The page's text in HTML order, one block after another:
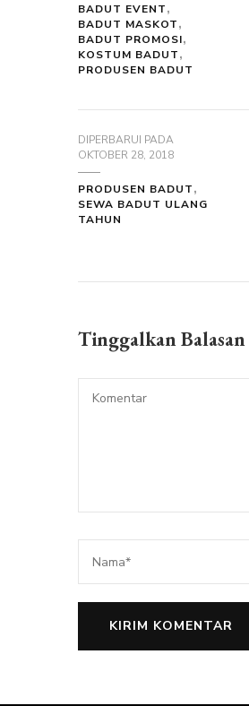
BADUT EVENT
BADUT MASKOT
BADUT PROMOSI
KOSTUM BADUT
PRODUSEN BADUT
DIPERBARUI PADA
OKTOBER 28, 2018
PRODUSEN BADUT
SEWA BADUT ULANG
TAHUN
Tinggalkan Balasan